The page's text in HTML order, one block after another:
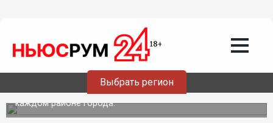
Выбрать регион
Прокуратура признала состояние
улично-дорожной сети в Нижнем
Новгороде неудовлетворительным
Многочисленные выбоины имеются на дорогах в
каждом районе города.